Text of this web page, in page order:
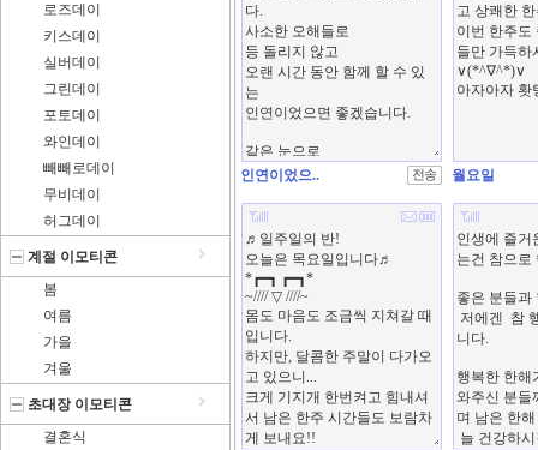
로즈데이
키스데이
실버데이
그린데이
포토데이
와인데이
빼빼로데이
무비데이
허그데이
계절 이모티콘
봄
여름
가을
겨울
초대장 이모티콘
결혼식
인연이었으.. 월요일